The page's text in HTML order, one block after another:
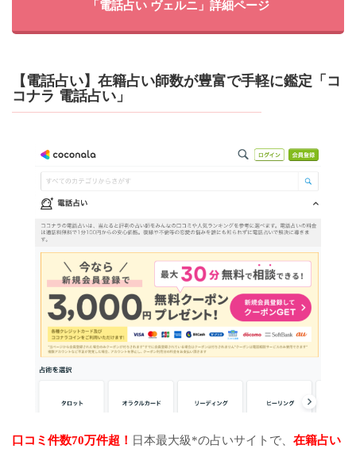
「電話占い ヴェルニ」詳細ページ
【電話占い】在籍占い師数が豊富で手軽に鑑定「コ
コナラ 電話占い」
口コミ件数70万件超！ 日本最大級*の占いサイトで、 在籍占い